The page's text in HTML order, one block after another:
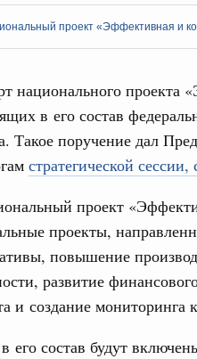
проект «Эффективная и
национального проекта
в его состав
Такое поручение дал
стратегической
проект
проекты,
повышение
развитие
и создание мониторинга
его состав будут
программы
политика в сфере
перечень
от НДФЛ